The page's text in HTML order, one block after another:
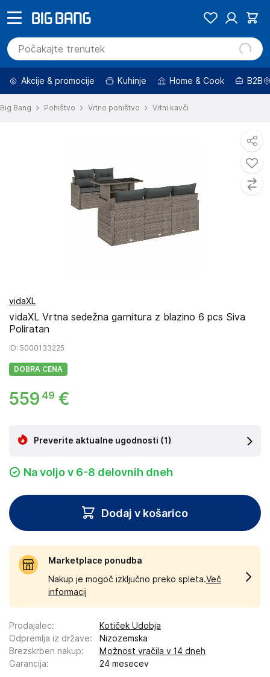
Akcije & promocije Kuhinje Home & Cook B2B
Big Bang Pohištvo Vrtno pohištvo Vrtni kavči
vidaXL
vidaXL Vrtna sedežna garnitura z blazino 6 pcs Siva
Poliratan
ID: 5000133225
DOBRA CENA
559 49 €
Preverite aktualne ugodnosti (1)
Na voljo v 6-8 delovnih dneh
Dodaj v košarico
Marketplace ponudba
Nakup je mogoč izključno preko spleta.Več
informacij
Prodajalec:
Kotiček Udobja
Odpremlja iz države:
Nizozemska
Brezskrben nakup:
Možnost vračila v 14 dneh
Garancija: 24 mesecev